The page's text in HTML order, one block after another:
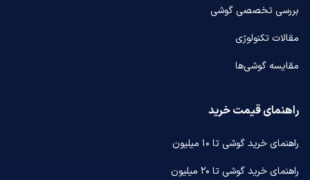
بررسی تخصصی گوشی
مقالات تکنولوژی
مقایسه گوشی‌ها
راهنمای قیمت خرید
راهنمای خرید گوشی تا ۱۰ میلیون
راهنمای خرید گوشی تا ۲۰ میلیون